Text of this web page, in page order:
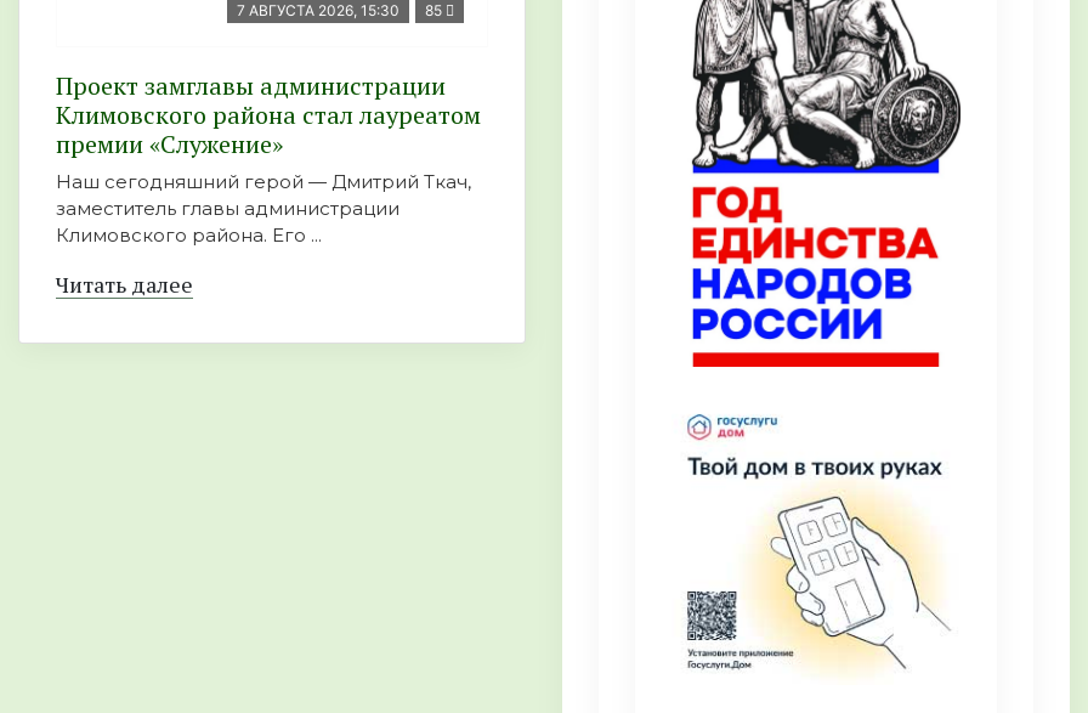
7 АВГУСТА 2026, 15:30 85
Проект замглавы администрации
Климовского района стал лауреатом
премии «Служение»
Наш сегодняшний герой — Дмитрий Ткач,
заместитель главы администрации
Климовского района. Его ...
Читать далее